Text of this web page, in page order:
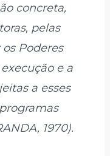
concreta,
pelas
Poderes
e a
a esses
1970).